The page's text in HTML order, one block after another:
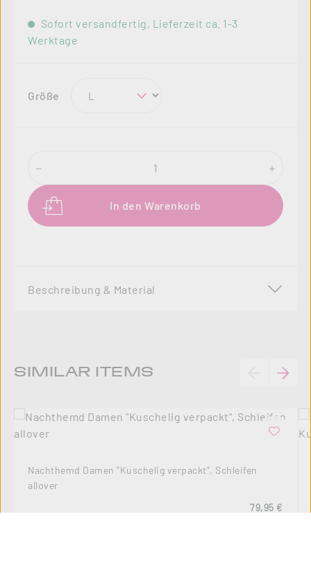
Sofort versandfertig, Lieferzeit ca. 1-3
Werktage
Größe auswählen
Produkt Anzahl: Gib den gewünschten
In den Warenkorb
Beschreibung & Material
Produktgalerie überspringen
SIMILAR ITEMS
Nachthemd Damen "Kuschelig verpackt", Schleifen
allover
Regulärer
79,95 €